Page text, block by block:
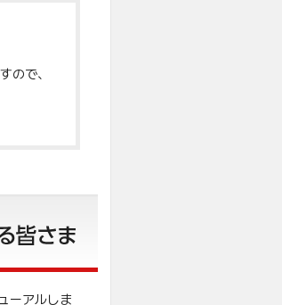
ので、
ーアルしま